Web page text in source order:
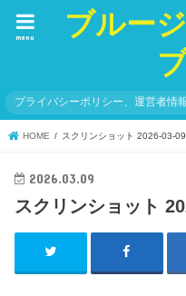
ブルー
menu
プライバシーポリシー、運営者情
HOME スクリンショット 2026-03-
2026.03.09
スクリンショット